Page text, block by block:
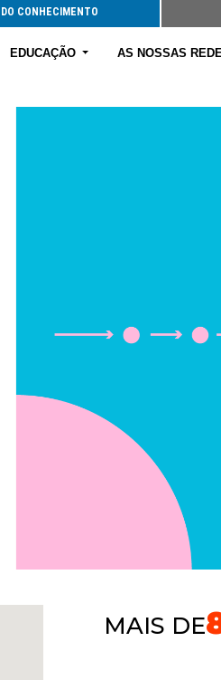
DO CONHECIMENTO
EDUCAÇÃO AS NOSSAS
MAIS DE